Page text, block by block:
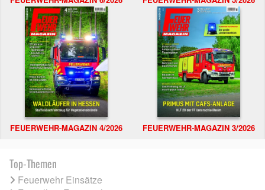
FEUERWEHR-MAGAZIN 4/2026 FEUERWEHR-MAGAZIN 3/2026
Top-Themen
Feuerwehr Einsätze